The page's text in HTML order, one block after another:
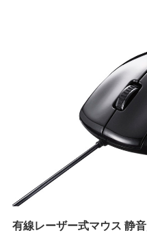
有線レーザー式マウス 静